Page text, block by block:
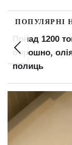
ПОПУЛЯРНІ
Понад 1200
борошно,
полиць